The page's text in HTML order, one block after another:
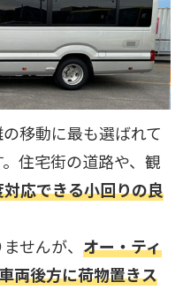
移動に最も選ばれて
住宅街の道路や、観
応できる小回りの良
せんが、オー・ティ
両後方に荷物置きス